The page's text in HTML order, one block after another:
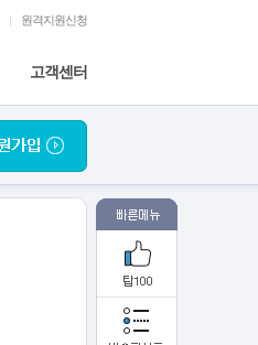
원격지원신청
|
고객센터